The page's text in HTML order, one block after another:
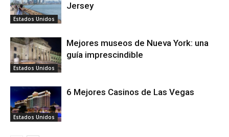
Estados Unidos
Jersey
Estados Unidos
Mejores museos de Nueva York: una
guía imprescindible
Estados Unidos
6 Mejores Casinos de Las Vegas